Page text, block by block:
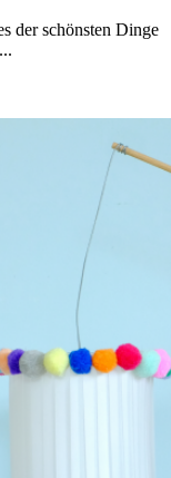
der schönsten Dinge